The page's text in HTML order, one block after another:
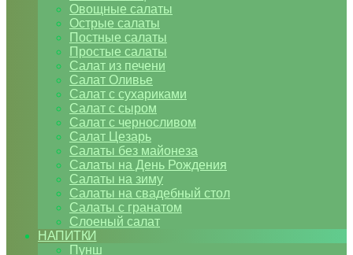
Овощные салаты
Острые салаты
Постные салаты
Простые салаты
Салат из печени
Салат Оливье
Салат с сухариками
Салат с сыром
Салат с черносливом
Салат Цезарь
Салаты без майонеза
Салаты на День Рождения
Салаты на зиму
Салаты на свадебный стол
Салаты с гранатом
Слоеный салат
НАПИТКИ
Пунш